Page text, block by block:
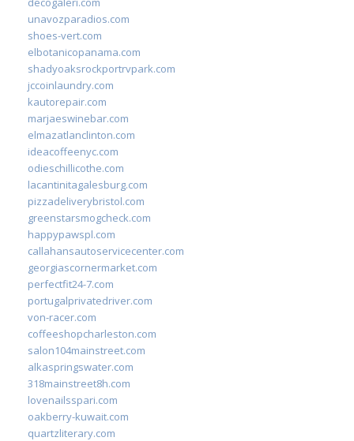
unavozparadios.com
shoes-vert.com
elbotanicopanama.com
shadyoaksrockportrvpark.com
jccoinlaundry.com
kautorepair.com
marjaeswinebar.com
elmazatlanclinton.com
ideacoffeenyc.com
odieschillicothe.com
lacantinitagalesburg.com
pizzadeliverybristol.com
greenstarsmogcheck.com
happypawspl.com
callahansautoservicecenter.com
georgiascornermarket.com
perfectfit24-7.com
portugalprivatedriver.com
von-racer.com
coffeeshopcharleston.com
salon104mainstreet.com
alkaspringswater.com
318mainstreet8h.com
lovenailsspari.com
oakberry-kuwait.com
quartzliterary.com